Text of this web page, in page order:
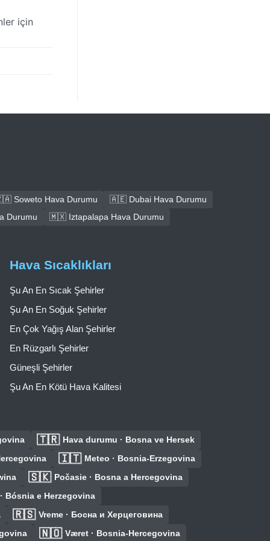
için
Soweto Hava Durumu
🇦🇪 Dubai Hava Durumu
Durumu
🇲🇽 Iztapalapa Hava Durumu
Hava Sıcaklıkları
Şu An En Sıcak Şehirler
Şu An En Soğuk Şehirler
En Çok Yağış Alan Şehirler
En Rüzgarlı Şehirler
Güneşli Şehirler
Şu An En Kötü Hava Kalitesi
🇹🇷 Hava durumu · Bosna ve Hersek
🇮🇹 Meteo · Bosnia-Erzegovina
🇸🇰 Počasie · Bosna a Hercegovina
Bósnia e Herzegovina
🇷🇸 Vreme · Босна и Херцеговина
🇳🇴 Været · Bosnia-Hercegovina